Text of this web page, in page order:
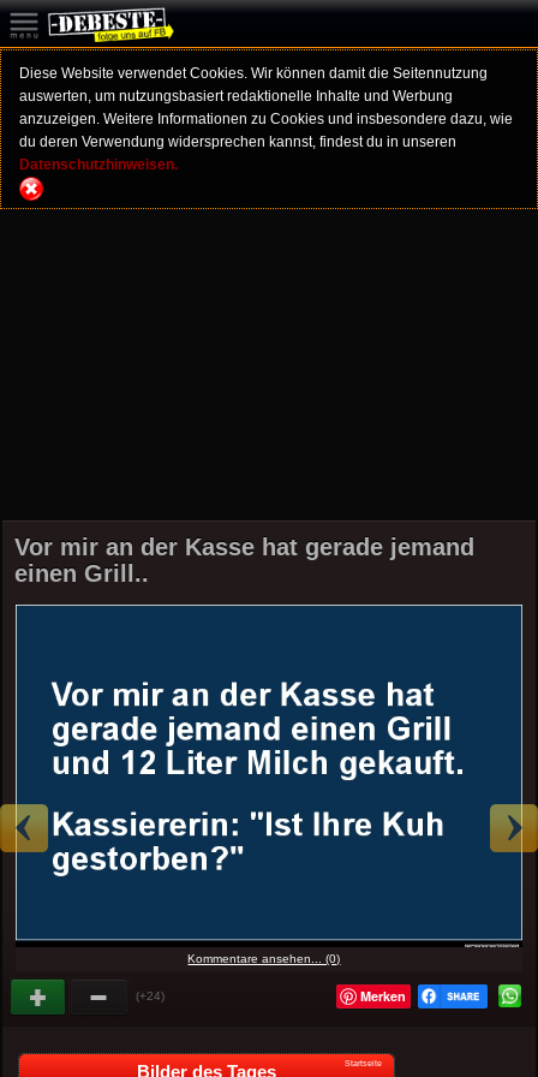
Diese Website verwendet Cookies. Wir können damit die Seitennutzung
auswerten, um nutzungsbasiert redaktionelle Inhalte und Werbung
anzuzeigen. Weitere Informationen zu Cookies und insbesondere dazu, wie
du deren Verwendung widersprechen kannst, findest du in unseren
Datenschutzhinweisen.
Vor mir an der Kasse hat gerade jemand
einen Grill..
Kommentare ansehen... (0)
(+24) Merken
Bilder des Tages Startseite